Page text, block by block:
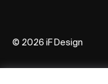
© 2026 iF Design